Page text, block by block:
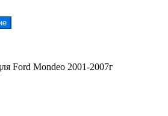
Ford Mondeo 2001-2007г